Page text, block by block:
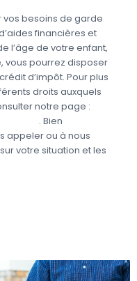
besoins de garde
financières et
l’âge de votre enfant,
vous pourrez disposer
d’impôt. Pour plus
droits auxquels
notre page :
. Bien
appeler ou à nous
votre situation et les